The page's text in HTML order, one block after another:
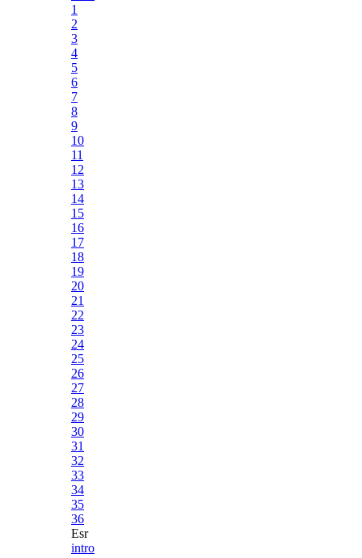
1
2
3
4
5
6
7
8
9
10
11
12
13
14
15
16
17
18
19
20
21
22
23
24
25
26
27
28
29
30
31
32
33
34
35
36
Esr
intro